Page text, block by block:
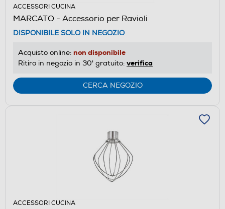
ACCESSORI CUCINA
MARCATO - Accessorio per Ravioli
DISPONIBILE SOLO IN NEGOZIO
Acquisto online: non disponibile
Ritiro in negozio in 30' gratuito: verifica
CERCA NEGOZIO
ACCESSORI CUCINA